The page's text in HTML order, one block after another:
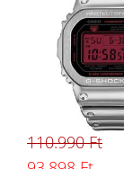
110.990 Ft